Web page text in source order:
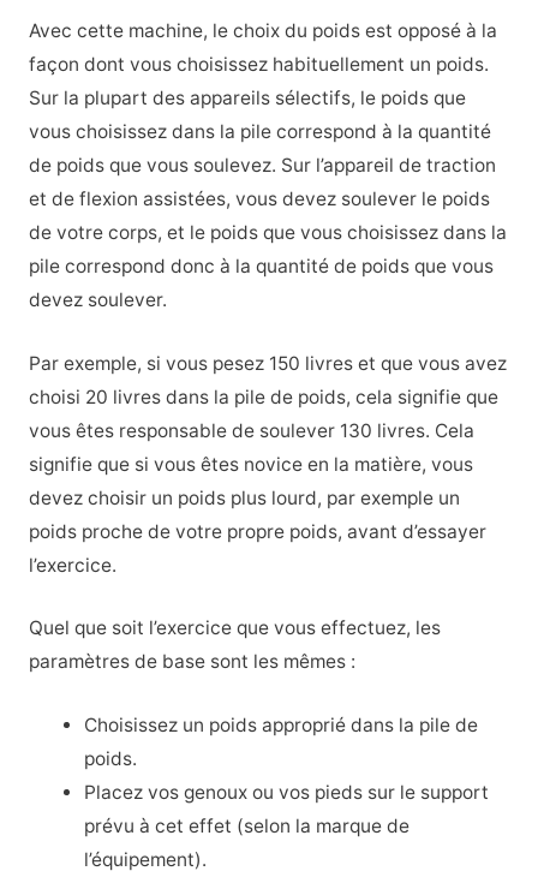
Avec cette machine, le choix du poids est opposé à la
façon dont vous choisissez habituellement un poids.
Sur la plupart des appareils sélectifs, le poids que
vous choisissez dans la pile correspond à la quantité
de poids que vous soulevez. Sur l’appareil de traction
et de flexion assistées, vous devez soulever le poids
de votre corps, et le poids que vous choisissez dans la
pile correspond donc à la quantité de poids que vous
devez soulever.
Par exemple, si vous pesez 150 livres et que vous avez
choisi 20 livres dans la pile de poids, cela signifie que
vous êtes responsable de soulever 130 livres. Cela
signifie que si vous êtes novice en la matière, vous
devez choisir un poids plus lourd, par exemple un
poids proche de votre propre poids, avant d’essayer
l’exercice.
Quel que soit l’exercice que vous effectuez, les
paramètres de base sont les mêmes :
Choisissez un poids approprié dans la pile de
poids.
Placez vos genoux ou vos pieds sur le support
prévu à cet effet (selon la marque de
l’équipement).